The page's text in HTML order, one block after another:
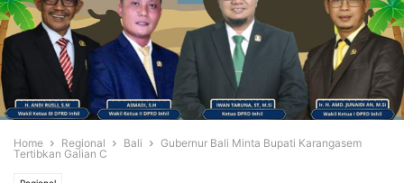
Home Regional Bali
Gubernur Bali Minta Bupati Karangasem
Tertibkan Galian C